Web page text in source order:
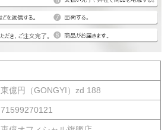
東億円（GONGYI）zd 188
71599270121